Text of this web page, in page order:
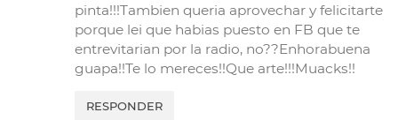
pinta!!!Tambien queria aprovechar y felicitarte
porque lei que habias puesto en FB que te
entrevitarian por la radio, no??Enhorabuena
guapa!!Te lo mereces!!Que arte!!!Muacks!!
RESPONDER